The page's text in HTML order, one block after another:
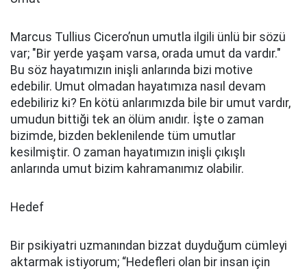
Marcus Tullius Cicero’nun umutla ilgili ünlü bir sözü
var; "Bir yerde yaşam varsa, orada umut da vardır."
Bu söz hayatımızın inişli anlarında bizi motive
edebilir. Umut olmadan hayatımıza nasıl devam
edebiliriz ki? En kötü anlarımızda bile bir umut vardır,
umudun bittiği tek an ölüm anıdır. İşte o zaman
bizimde, bizden beklenilende tüm umutlar
kesilmiştir. O zaman hayatımızın inişli çıkışlı
anlarında umut bizim kahramanımız olabilir.
Hedef
Bir psikiyatri uzmanından bizzat duyduğum cümleyi
aktarmak istiyorum; “Hedefleri olan bir insan için